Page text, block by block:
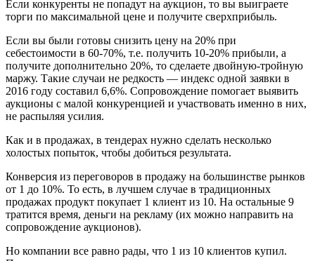
Если конкуренты не попадут на аукцион, то вы выиграете
торги по максимальной цене и получите сверхприбыль.
Если вы были готовы снизить цену на 20% при
себестоимости в 60-70%, т.е. получить 10-20% прибыли, а
получите дополнительно 20%, то сделаете двойную-тройную
маржу. Такие случаи не редкость — индекс одной заявки в
2016 году составил 6,6%. Сопровождение помогает выявить
аукционы с малой конкуренцией и участвовать именно в них,
не распыляя усилия.
Как и в продажах, в тендерах нужно сделать несколько
холостых попыток, чтобы добиться результата.
Конверсия из переговоров в продажу на большинстве рынков
от 1 до 10%. То есть, в лучшем случае в традиционных
продажах продукт покупает 1 клиент из 10. На остальные 9
тратится время, деньги на рекламу (их можно направить на
сопровождение аукционов).
Но компании все равно рады, что 1 из 10 клиентов купил.